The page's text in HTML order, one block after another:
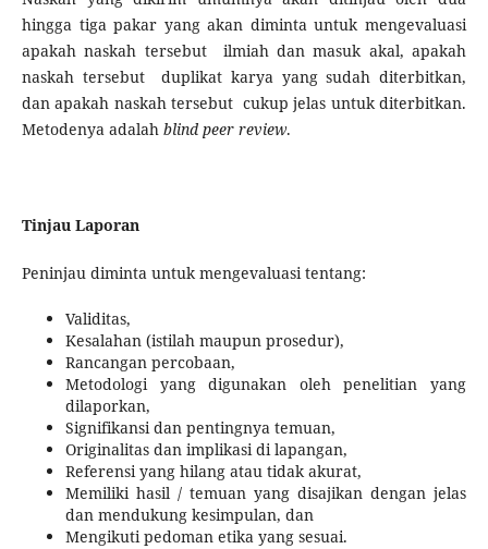
hingga tiga pakar yang akan diminta untuk mengevaluasi
apakah naskah tersebut ilmiah dan masuk akal, apakah
naskah tersebut duplikat karya yang sudah diterbitkan,
dan apakah naskah tersebut cukup jelas untuk diterbitkan.
Metodenya adalah blind peer review.
Tinjau Laporan
Peninjau diminta untuk mengevaluasi tentang:
Validitas,
Kesalahan (istilah maupun prosedur),
Rancangan percobaan,
Metodologi yang digunakan oleh penelitian yang
dilaporkan,
Signifikansi dan pentingnya temuan,
Originalitas dan implikasi di lapangan,
Referensi yang hilang atau tidak akurat,
Memiliki hasil / temuan yang disajikan dengan jelas
dan mendukung kesimpulan, dan
Mengikuti pedoman etika yang sesuai.